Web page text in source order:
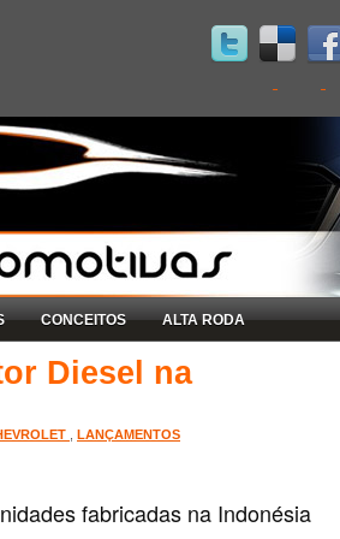
CONCEITOS ALTA RODA
Diesel na
LANÇAMENTOS
fabricadas na Indonésia